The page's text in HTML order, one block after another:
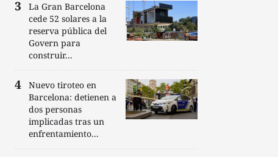
La Gran Barcelona
cede 52 solares a la
reserva pública del
Govern para
construir...
Nuevo tiroteo en
Barcelona: detienen a
dos personas
implicadas tras un
enfrentamiento...